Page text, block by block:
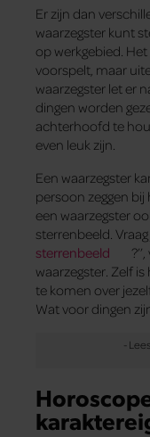
Er zijn dan
waarzegster kunt
op werkgebied.
voorspelt, maar
waarzegster let er
dingen worden
achterhoofd te
even leuk zijn.
Een waarzegster
persoon zeggen
een waarzegster
sterrenbeeld.
sterrenbeeld
waarzegster. Zelf
te komen over
Wat voor dingen